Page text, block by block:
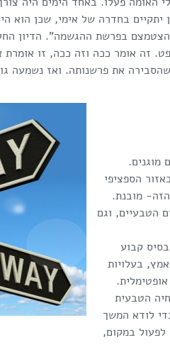
יתקיים בחדרה של אימי, שכן הוא
בפרשת ההגשמה". הדיון
זה אומר ככה וזה ככה, זו
את פרשנותה. ואז נשמעה
מוגנים.
הספציפי
מובנת.
הטבעיים, וגם
בסיס קבוע
בעלויות
הטבעית
לודא המשך
במקום,